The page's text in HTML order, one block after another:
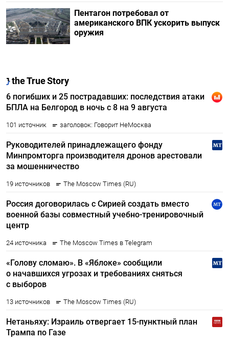
Пентагон потребовал от
американского ВПК ускорить выпуск
оружия